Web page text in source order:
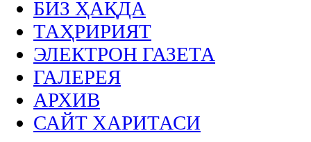
БИЗ ҲАҚДА
ТАҲРИРИЯТ
ЭЛЕКТРОН ГАЗЕТА
ГАЛЕРЕЯ
АРХИВ
САЙТ ХАРИТАСИ